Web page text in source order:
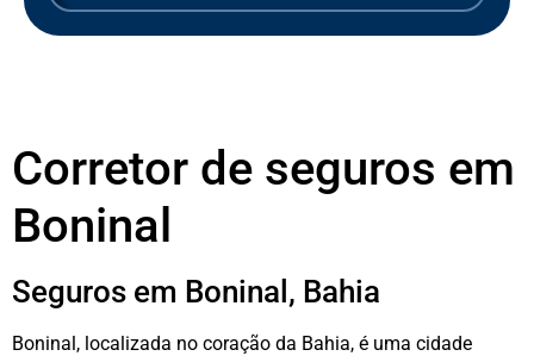
Corretor de seguros em
Boninal
Seguros em Boninal, Bahia
Boninal, localizada no coração da Bahia, é uma cidade